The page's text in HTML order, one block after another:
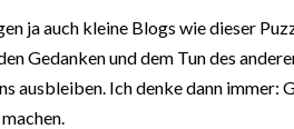
ja auch kleine Blogs wie dieser
Gedanken und dem Tun des
ausbleiben. Ich denke dann immer: